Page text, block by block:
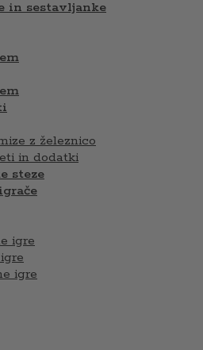
in sestavljanke
z železnico
in dodatki
steze
igre
igre